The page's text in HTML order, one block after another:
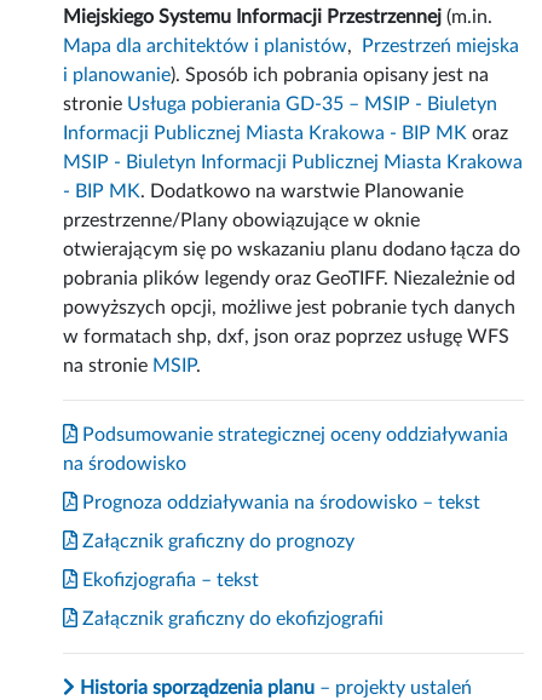
Miejskiego Systemu Informacji Przestrzennej (m.in.
Mapa dla architektów i planistów,
Przestrzeń miejska
i planowanie). Sposób ich pobrania opisany jest na
stronie Usługa pobierania GD-35 – MSIP - Biuletyn
Informacji Publicznej Miasta Krakowa - BIP MK oraz
MSIP - Biuletyn Informacji Publicznej Miasta Krakowa
- BIP MK. Dodatkowo na warstwie Planowanie
przestrzenne/Plany obowiązujące w oknie
otwierającym się po wskazaniu planu dodano łącza do
pobrania plików legendy oraz GeoTIFF. Niezależnie od
powyższych opcji, możliwe jest pobranie tych danych
w formatach shp, dxf, json oraz poprzez usługę WFS
na stronie MSIP.
Podsumowanie strategicznej oceny oddziaływania
na środowisko
Prognoza oddziaływania na środowisko – tekst
Załącznik graficzny do prognozy
Ekofizjografia – tekst
Załącznik graficzny do ekofizjografii
Historia sporządzenia planu – projekty ustaleń